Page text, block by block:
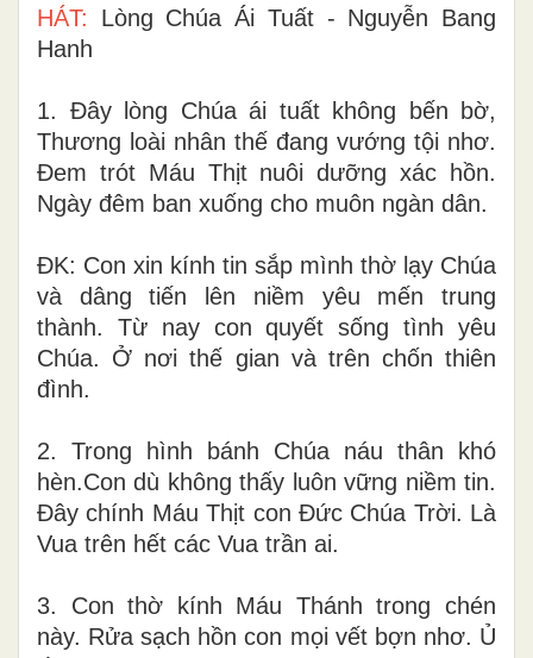
HÁT: Lòng Chúa Ái Tuất - Nguyễn Bang
Hanh
1. Đây lòng Chúa ái tuất không bến bờ,
Thương loài nhân thế đang vướng tội nhơ.
Đem trót Máu Thịt nuôi dưỡng xác hồn.
Ngày đêm ban xuống cho muôn ngàn dân.
ĐK: Con xin kính tin sắp mình thờ lạy Chúa
và dâng tiến lên niềm yêu mến trung
thành. Từ nay con quyết sống tình yêu
Chúa. Ở nơi thế gian và trên chốn thiên
đình.
2. Trong hình bánh Chúa náu thân khó
hèn.Con dù không thấy luôn vững niềm tin.
Đây chính Máu Thịt con Đức Chúa Trời. Là
Vua trên hết các Vua trần ai.
3. Con thờ kính Máu Thánh trong chén
này. Rửa sạch hồn con mọi vết bợn nhơ. Ủ